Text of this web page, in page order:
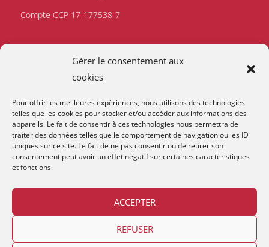
Gérer le consentement aux
cookies
Pour offrir les meilleures expériences, nous utilisons des technologies
telles que les cookies pour stocker et/ou accéder aux informations des
appareils. Le fait de consentir à ces technologies nous permettra de
traiter des données telles que le comportement de navigation ou les ID
uniques sur ce site. Le fait de ne pas consentir ou de retirer son
consentement peut avoir un effet négatif sur certaines caractéristiques
et fonctions.
ACCEPTER
REFUSER
Compte CCP 17-177538-7